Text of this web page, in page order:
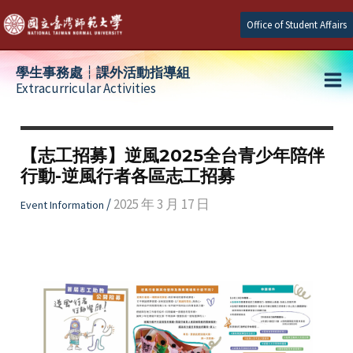
Skip
to
content
Office of Student Affairs
學生事務處┆課外活動指導組
Extracurricular Activities
【志工招募】逆風2025全台青少年陪伴
行動-逆風行者各區志工招募
Event Information /2025 年 3 月 17 日